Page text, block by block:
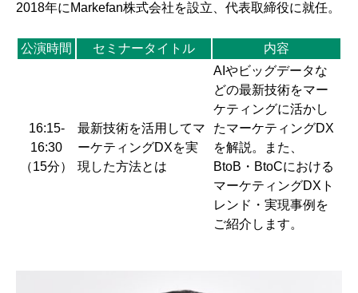
2018年にMarkefan株式会社を設立、代表取締役に就任。
公演時間 セミナータイトル 内容
16:15-
16:30
（15分）
最新技術を活用してマ
ーケティングDXを実
現した方法とは
AIやビッグデータな
どの最新技術をマー
ケティングに活かし
たマーケティングDX
を解説。また、
BtoB・BtoCにおける
マーケティングDXト
レンド・実現事例を
ご紹介します。